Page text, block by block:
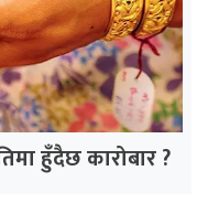
हुँदैछ कारोबार ?